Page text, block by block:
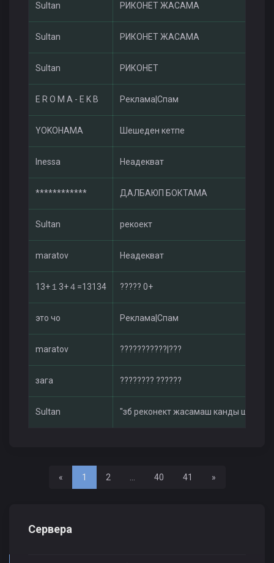
Sultan РИКОНЕТ ЖАСАМА
Sultan РИКОНЕТ ЖАСАМА
Sultan РИКОНЕТ
E R O M A - E K B Реклама|Спам
YOKOHAMA Шешеден кетпе
Inessa Неадекват
************ ДАЛБАЮП БОКТАМА
Sultan рекоект
maratov Неадекват
13+１3+４=13134 ????? 0+
это чо Реклама|Спам
maratov ???????????|???
зага ???????? ??????
Sultan "зб реконект жасамаш канды шышып
«Назад
1 2 40 41 »Вперед
Сервера